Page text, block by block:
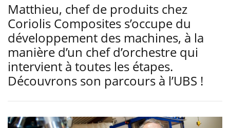
Matthieu, chef de produits chez
Coriolis Composites s’occupe du
développement des machines, à la
manière d’un chef d’orchestre qui
intervient à toutes les étapes.
Découvrons son parcours à l’UBS !